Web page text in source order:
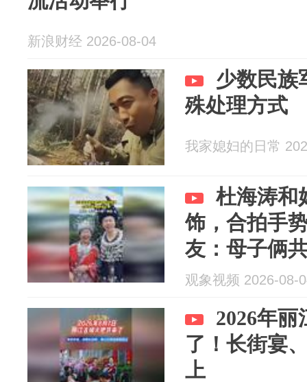
新浪财经 2026-08-04
少数民族
殊处理方式
我家媳妇的日常
杜海涛和
饰，合拍手
友：母子俩
观象视频 2026-08-
2026年
了！长街宴
上